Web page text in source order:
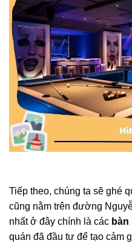
Tiếp theo, chúng ta sẽ ghé
cũng nằm trên đường
nhất ở đây chính là các
quán đã đầu tư để tạo cảm